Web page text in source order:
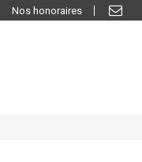
Nos honoraires